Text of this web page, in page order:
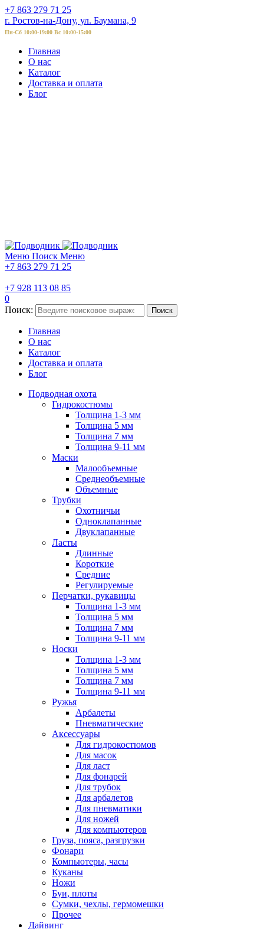
+7 863 279 71 25
г. Ростов-на-Дону, ул. Баумана, 9
Пн-Сб 10:00-19:00 Вс 10:00-15:00
Главная
О нас
Каталог
Доставка и оплата
Блог
Меню Поиск Меню
+7 863 279 71 25
+7 928 113 08 85
0
Поиск:
Поиск
Главная
О нас
Каталог
Доставка и оплата
Блог
Подводная охота
Гидрокостюмы
Толщина 1-3 мм
Толщина 5 мм
Толщина 7 мм
Толщина 9-11 мм
Маски
Малообъемные
Среднеобъемные
Объемные
Трубки
Охотничьи
Одноклапанные
Двуклапанные
Ласты
Длинные
Короткие
Средние
Регулируемые
Перчатки, рукавицы
Толщина 1-3 мм
Толщина 5 мм
Толщина 7 мм
Толщина 9-11 мм
Носки
Толщина 1-3 мм
Толщина 5 мм
Толщина 7 мм
Толщина 9-11 мм
Ружья
Арбалеты
Пневматические
Аксессуары
Для гидрокостюмов
Для масок
Для ласт
Для фонарей
Для трубок
Для арбалетов
Для пневматики
Для ножей
Для компьютеров
Груза, пояса, разгрузки
Фонари
Компьютеры, часы
Куканы
Ножи
Буи, плоты
Сумки, чехлы, гермомешки
Прочее
Дайвинг